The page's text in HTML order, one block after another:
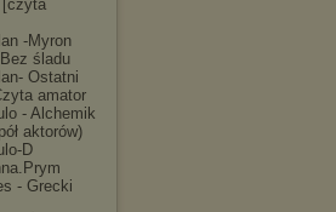
-Myron
śladu
Ostatni
amator
- Alchemik
aktorów)
D
rym
- Grecki